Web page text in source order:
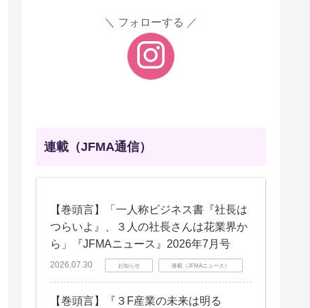
フォローする
連載（JFMA通信）
【巻頭言】「一人称ビジネス書『社長は
つらいよ』、３人の社長さんは花業界か
ら」『JFMAニュース』2026年7月号
2026.07.30 お知らせ 連載（JFMAニュース）
【巻頭言】『３F産業の未来は明る